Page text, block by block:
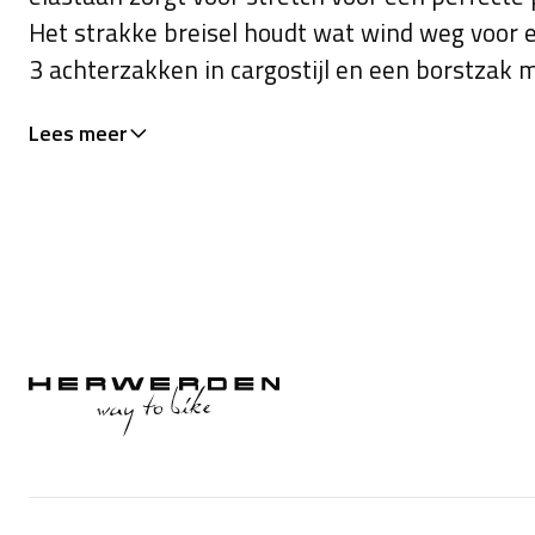
Het strakke breisel houdt wat wind weg voor
3 achterzakken in cargostijl en een borstzak
of voedsel terwijl u onderweg bent of wacht
Lees meer